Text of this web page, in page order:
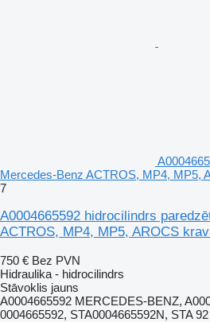
Mercedes-Benz ACTROS, MP4, MP5,
7
A0004665592 hidrocilindrs
ACTROS, MP4, MP5, AROCS
750 € Bez PVN
Hidraulika - hidrocilindrs
Stāvoklis jauns
A0004665592 MERCEDES-BENZ,
0004665592, STA0004665592N, STA